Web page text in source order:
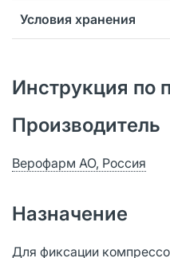
Условия хранения
Инструкция по
Производитель
Верофарм АО, Россия
Назначение
Для фиксации